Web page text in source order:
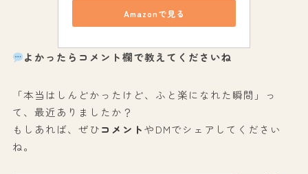
Amazonで見る
よかったらコメント欄で教えてくださいね
「本当はしんどかったけど、ふと楽になれた瞬間」っ
て、最近ありましたか？
もしあれば、ぜひコメントやDMでシェアしてください
ね。